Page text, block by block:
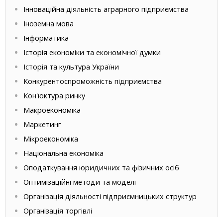
Інноваційна діяльність аграрного підприємства
Іноземна мова
Інформатика
Історія економіки та економічної думки
Історія та культура України
Конкурентоспроможність підприємства
Кон'юктура ринку
Макроекономіка
Маркетинг
Мікроекономіка
Національна економіка
Оподаткування юридичних та фізичних осіб
Оптимізаційні методи та моделі
Організація діяльності підприємницьких структур
Організація торгівлі